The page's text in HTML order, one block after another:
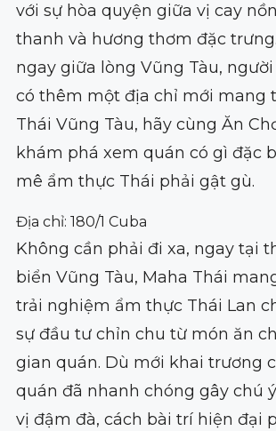
với sự hòa quyện giữa vị cay
thanh và hương thơm đặc
ngay giữa lòng Vũng Tàu,
có thêm một địa chỉ mới mang
Thái Vũng Tàu, hãy cùng Ăn
khám phá xem quán có gì đặc
mê ẩm thực Thái phải gật gù.
Địa chỉ: 180/1 Cuba
Không cần phải đi xa, ngay tại
biển Vũng Tàu, Maha Thái
trải nghiệm ẩm thực Thái Lan
sự đầu tư chỉn chu từ món ăn
gian quán. Dù mới khai trương
quán đã nhanh chóng gây chú
vị đậm đà, cách bài trí hiện đại